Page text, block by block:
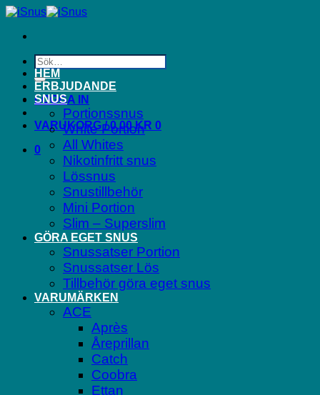
Skip
content
Sök
efter:
LOGGA IN
VARUKORG /0.00KR 0
0
HEM
ERBJUDANDE
SNUS
Portionssnus
White Portion
All Whites
Nikotinfritt snus
Lössnus
Snustillbehör
Mini Portion
Slim – Superslim
GÖRA EGET SNUS
Snussatser Portion
Snussatser Lös
Tillbehör göra eget snus
VARUMÄRKEN
ACE
Après
Åreprillan
Catch
Coobra
Ettan